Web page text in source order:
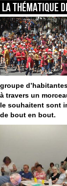
La thématique
groupe
à travers un
le souhaitent sont
de bout en bout.